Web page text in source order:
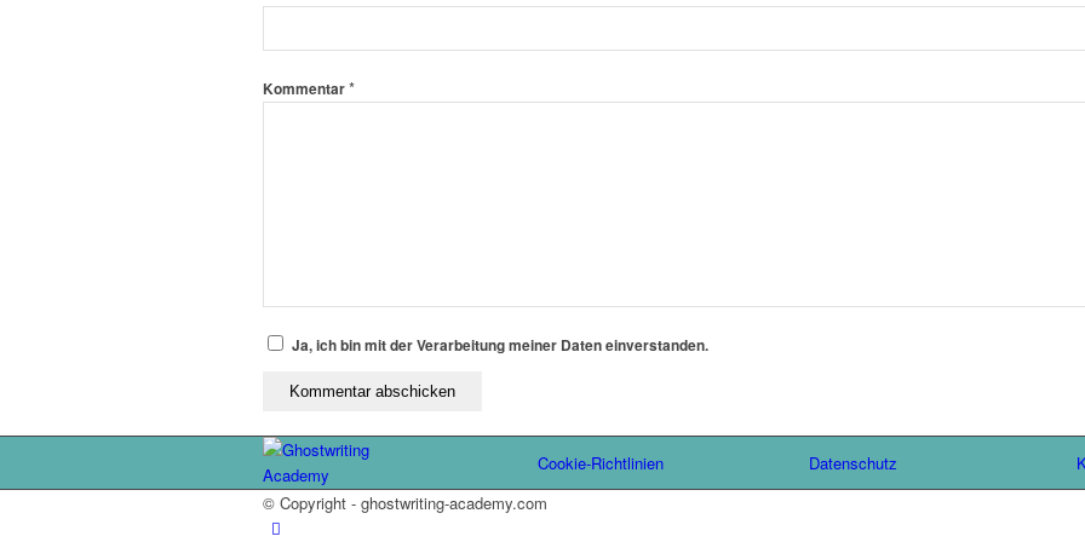
Kommentar*
Ja, ich bin mit der Verarbeitung meiner Daten einverstanden.
Cookie-Richtlinien Datenschutz
© Copyright - ghostwriting-academy.com